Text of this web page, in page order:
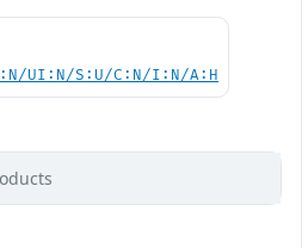
UI:N/S:U/C:N/I:N/A:H